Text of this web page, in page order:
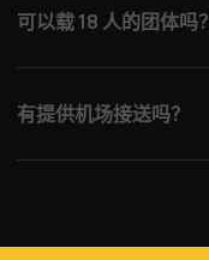
可以载 18 人的团体吗？
有提供机场接送吗？